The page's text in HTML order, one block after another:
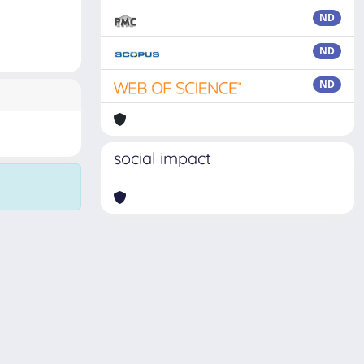
ND
ND
ND
social impact